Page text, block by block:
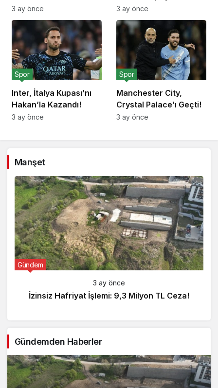
Yemeği!
3 ay önce
Deplasmanda Yendi!
3 ay önce
Inter, İtalya Kupası’nı
Hakan’la Kazandı!
Spor
3 ay önce
Manchester City,
Crystal Palace’ı Geçti!
Spor
3 ay önce
Manşet
Gündem
3 ay önce
İzinsiz Hafriyat İşlemi: 9,3 Milyon TL Ceza!
Gündemden Haberler